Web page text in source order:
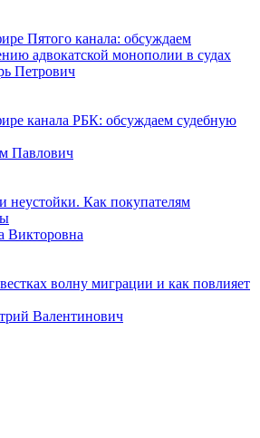
Пятого канала: обсуждаем
адвокатской монополии в судах
Петрович
канала РБК: обсуждаем судебную
Павлович
неустойки. Как покупателям
Викторовна
волну миграции и как повлияет
Валентинович